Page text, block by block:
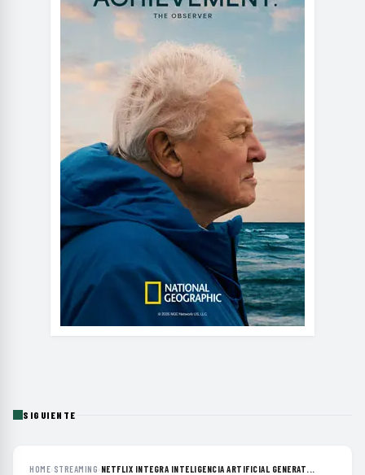
SIGUIENTE
HOME› STREAMING› NETFLIX INTEGRA INTELIGENCIA ARTIFICIAL GENERAT...